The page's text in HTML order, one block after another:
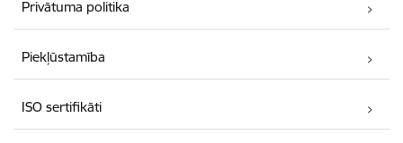
Privātuma politika
Piekļūstamība
ISO sertifikāti